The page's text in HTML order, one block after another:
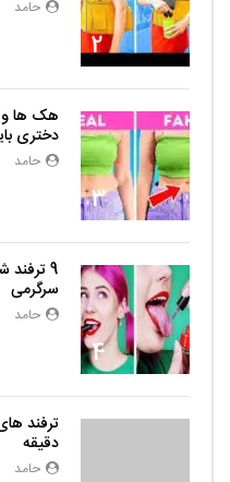
2
حامد
3
هک ها و
دختری
حامد
4
9
سرگرمی
حامد
ترفند
دقیقه
حامد